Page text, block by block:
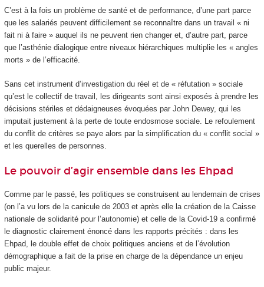
C’est à la fois un problème de santé et de performance, d’une part parce
que les salariés peuvent difficilement se reconnaître dans un travail « ni
fait ni à faire » auquel ils ne peuvent rien changer et, d’autre part, parce
que l’asthénie dialogique entre niveaux hiérarchiques multiplie les « angles
morts » de l’efficacité.
Sans cet instrument d’investigation du réel et de « réfutation » sociale
qu’est le collectif de travail, les dirigeants sont ainsi exposés à prendre les
décisions stériles et dédaigneuses évoquées par John Dewey, qui les
imputait justement à la perte de toute endosmose sociale. Le refoulement
du conflit de critères se paye alors par la simplification du « conflit social »
et les querelles de personnes.
Le pouvoir d’agir ensemble dans les Ehpad
Comme par le passé, les politiques se construisent au lendemain de crises
(on l’a vu lors de la canicule de 2003 et après elle la création de la Caisse
nationale de solidarité pour l’autonomie) et celle de la Covid-19 a confirmé
le diagnostic clairement énoncé dans les rapports précités : dans les
Ehpad, le double effet de choix politiques anciens et de l’évolution
démographique a fait de la prise en charge de la dépendance un enjeu
public majeur.